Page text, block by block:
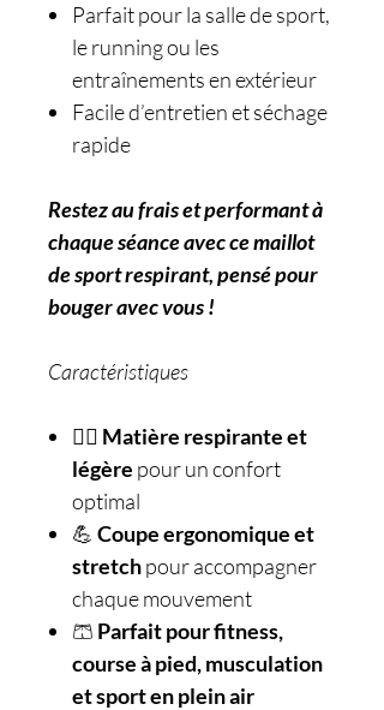
Parfait pour la salle de sport,
le running ou les
entraînements en extérieur
Facile d’entretien et séchage
rapide
Restez au frais et performant à
chaque séance avec ce maillot
de sport respirant, pensé pour
bouger avec vous !
Caractéristiques
🏃‍♂️ Matière respirante et
légère pour un confort
optimal
💪 Coupe ergonomique et
stretchpour accompagner
chaque mouvement
🩳 Parfait pour fitness,
course à pied, musculation
et sport en plein air